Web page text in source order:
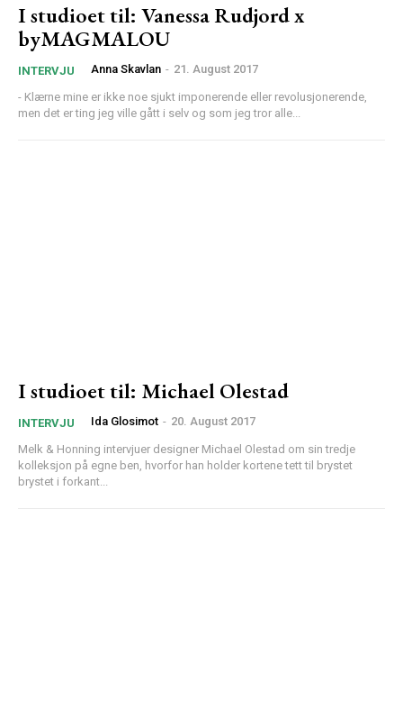
I studioet til: Vanessa Rudjord x
byMAGMALOU
INTERVJU Anna Skavlan - 21. August 2017
- Klærne mine er ikke noe sjukt imponerende eller revolusjonerende,
men det er ting jeg ville gått i selv og som jeg tror alle...
I studioet til: Michael Olestad
INTERVJU Ida Glosimot - 20. August 2017
Melk & Honning intervjuer designer Michael Olestad om sin tredje
kolleksjon på egne ben, hvorfor han holder kortene tett til brystet
brystet i forkant...